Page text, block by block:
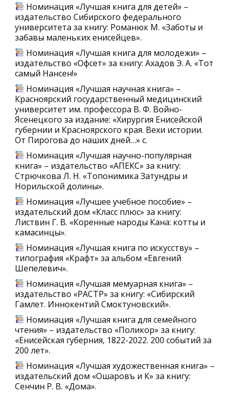
Номинация «Лучшая книга для детей» –
издательство Сибирского федерального
университета за книгу: Романюк М. «Заботы и
забавы маленьких енисейцев».
Номинация «Лучшая книга для молодежи» –
издательство «Офсет» за книгу: Ахадов Э. А. «Тот
самый Нансен!»
Номинация «Лучшая научная книга» –
Красноярский государственный медицинский
университет им. профессора В. Ф. Войно-
Ясенецкого за издание: «Хирургия Енисейской
губернии и Красноярского края. Вехи истории.
От Пирогова до наших дней…» с.
Номинация «Лучшая научно-популярная
книга» – издательство «АПЕКС» за книгу:
Стрючкова Л. Н. «Топонимика Затундры и
Норильской долины».
Номинация «Лучшее учебное пособие» –
издательский дом «Класс плюс» за книгу:
Листвин Г. В. «Коренные народы Кана: котты и
камасинцы».
Номинация «Лучшая книга по искусству» –
типография «Крафт» за альбом «Евгений
Шепелевич».
Номинация «Лучшая мемуарная книга» –
издательство «РАСТР» за книгу: «Сибирский
Гамлет. Иннокентий Смоктуновский».
Номинация «Лучшая книга для семейного
чтения» – издательство «Поликор» за книгу:
«Енисейская губерния, 1822-2022. 200 событий за
200 лет».
Номинация «Лучшая художественная книга» –
издательский дом «Ошаровъ и К» за книгу:
Сенчин Р. В. «Дома».